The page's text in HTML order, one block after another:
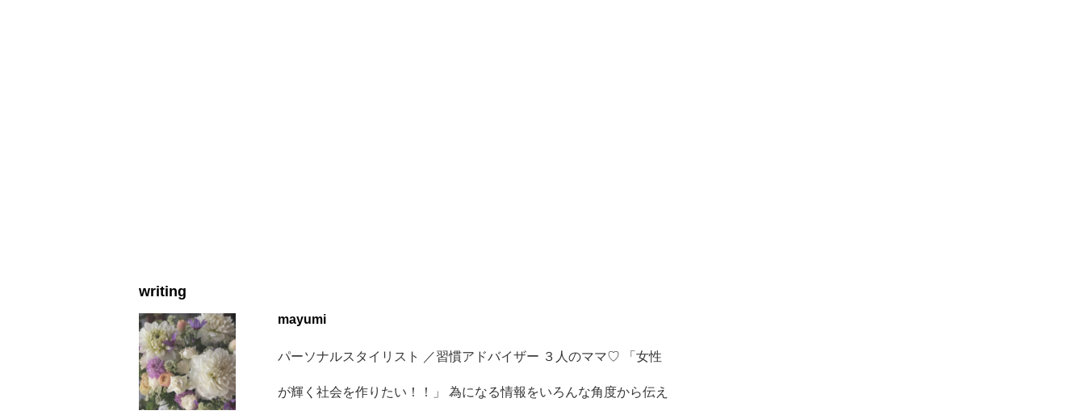
writing
mayumi
パーソナルスタイリスト ／習慣アドバイザー ３人のママ♡ 「女性
が輝く社会を作りたい！！」 為になる情報をいろんな角度から伝え